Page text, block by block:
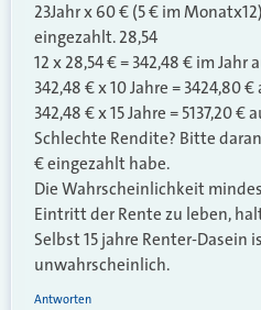
23Jahr x 60 € (5 € im
eingezahlt. 28,54
12 x 28,54 € = 342,48 € im Jahr
342,48 € x 10 Jahre = 3424,80
342,48 € x 15 Jahre = 5137,20 €
Schlechte Rendite? Bitte
€ eingezahlt habe.
Die Wahrscheinlichkeit
Eintritt der Rente zu leben,
Selbst 15 jahre Renter-Dasein
unwahrscheinlich.
Antworten